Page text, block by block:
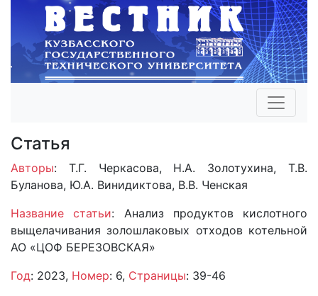
Статья
Авторы: Т.Г. Черкасова, Н.А. Золотухина, Т.В.
Буланова, Ю.А. Винидиктова, В.В. Ченская
Название статьи: Анализ продуктов кислотного
выщелачивания золошлаковых отходов котельной
АО «ЦОФ БЕРЕЗОВСКАЯ»
Год: 2023, Номер: 6, Страницы: 39-46